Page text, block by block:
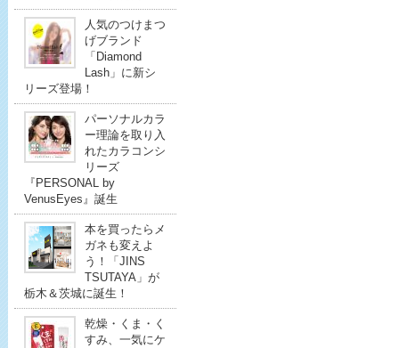
人気のつけまつ
げブランド
「Diamond
Lash」に新シ
リーズ登場！
パーソナルカラ
ー理論を取り入
れたカラコンシ
リーズ
『PERSONAL by
VenusEyes』誕生
本を買ったらメ
ガネも変えよ
う！「JINS
TSUTAYA」が
栃木＆茨城に誕生！
乾燥・くま・く
すみ、一気にケ